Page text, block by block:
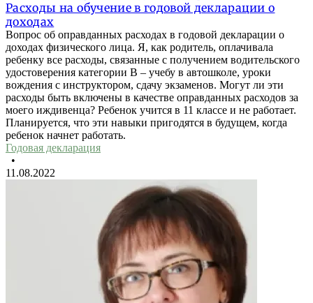
Расходы на обучение в годовой декларации о
доходах
Вопрос об оправданных расходах в годовой декларации о
доходах физического лица. Я, как родитель, оплачивала
ребенку все расходы, связанные с получением водительского
удостоверения категории В – учебу в автошколе, уроки
вождения с инструктором, сдачу экзаменов. Могут ли эти
расходы быть включены в качестве оправданных расходов за
моего иждивенца? Ребенок учится в 11 классе и не работает.
Планируется, что эти навыки пригодятся в будущем, когда
ребенок начнет работать.
Годовая декларация
•
11.08.2022